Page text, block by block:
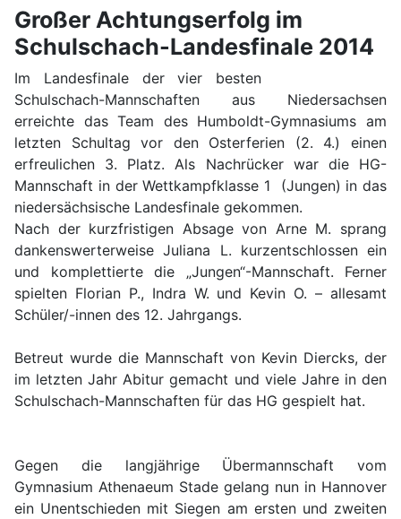
Großer Achtungserfolg im
Schulschach-Landesfinale 2014
Im Landesfinale der vier besten
Schulschach-Mannschaften aus Niedersachsen
erreichte das Team des Humboldt-Gymnasiums am
letzten Schultag vor den Osterferien (2. 4.) einen
erfreulichen 3. Platz. Als Nachrücker war die HG-
Mannschaft in der Wettkampfklasse 1 (Jungen) in das
niedersächsische Landesfinale gekommen.
Nach der kurzfristigen Absage von Arne M. sprang
dankenswerterweise Juliana L. kurzentschlossen ein
und komplettierte die „Jungen“-Mannschaft. Ferner
spielten Florian P., Indra W. und Kevin O. – allesamt
Schüler/-innen des 12. Jahrgangs.
Betreut wurde die Mannschaft von Kevin Diercks, der
im letzten Jahr Abitur gemacht und viele Jahre in den
Schulschach-Mannschaften für das HG gespielt hat.
Gegen die langjährige Übermannschaft vom
Gymnasium Athenaeum Stade gelang nun in Hannover
ein Unentschieden mit Siegen am ersten und zweiten